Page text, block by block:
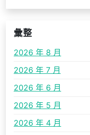
彙整
2026 年 8 月
2026 年 7 月
2026 年 6 月
2026 年 5 月
2026 年 4 月